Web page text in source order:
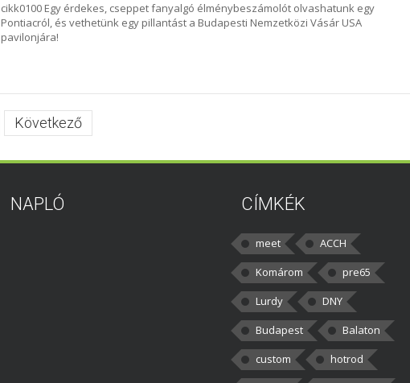
cikk0100 Egy érdekes, cseppet fanyalgó élménybeszámolót olvashatunk egy
Pontiacról, és vethetünk egy pillantást a Budapesti Nemzetközi Vásár USA
pavilonjára!
Következő
NAPLÓ CÍMKÉK
meet
ACCH
Komárom
pre65
Lurdy
DNY
Budapest
Balaton
custom
hotrod